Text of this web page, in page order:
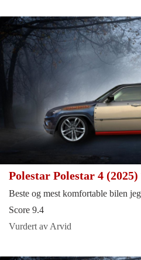
Polestar Polestar 4 (2025)
Beste og mest komfortable bilen
Score 9.4
Vurdert av Arvid